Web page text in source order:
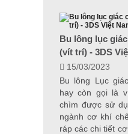
Bu lông lục
(vít trí) - 3DS
15/03/2023
Bu lông Lục
hay còn gọi là
chìm được sử
ngành cơ khí
ráp các chi tiết